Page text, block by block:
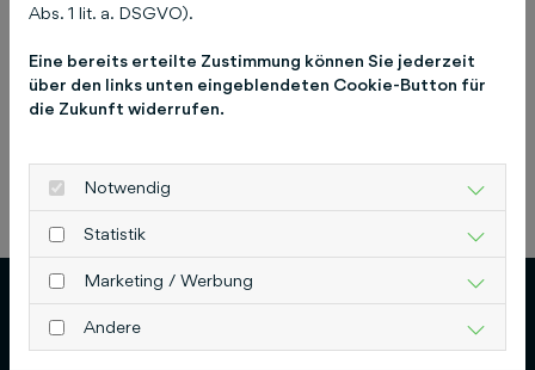
Previous
Next
Abs. 1 lit. a. DSGVO).
Eine bereits erteilte Zustimmung können Sie jederzeit
über den links unten eingeblendeten Cookie-Button für
die Zukunft widerrufen.
Notwendig
Statistik
Marketing / Werbung
Andere